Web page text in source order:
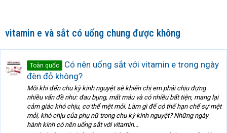
vitamin e và sắt có uống chung được không
Toàn quốc
Có nên uống sắt với vitamin e trong ngày
đèn đỏ không?
Mỗi khi đến chu kỳ kinh nguyệt sẽ khiến chị em phải chịu đựng
nhiều vấn đề như: đau bụng, mất máu và có nhiều bất tiện, mang lại
cảm giác khó chịu, cơ thể mệt mỏi. Làm gì để có thể hạn chế sự mệt
mỏi, khó chịu của phụ nữ trong chu kỳ kinh nguyệt? Những ngày
hành kinh có nên uống sắt với vitamin...